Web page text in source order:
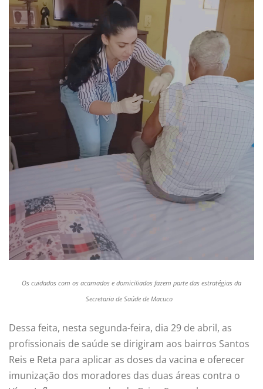
Os cuidados com os acamados e domiciliados fazem parte das estratégias da
Secretaria de Saúde de Macuco
Dessa feita, nesta segunda-feira, dia 29 de abril, as
profissionais de saúde se dirigiram aos bairros Santos
Reis e Reta para aplicar as doses da vacina e oferecer
imunização dos moradores das duas áreas contra o